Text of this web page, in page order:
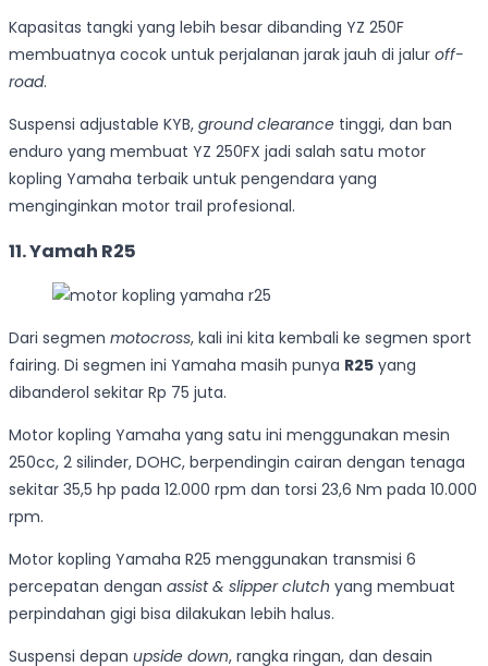
Kapasitas tangki yang lebih besar dibanding YZ 250F
membuatnya cocok untuk perjalanan jarak jauh di jalur off-
road.
Suspensi adjustable KYB, ground clearance tinggi, dan ban
enduro yang membuat YZ 250FX jadi salah satu motor
kopling Yamaha terbaik untuk pengendara yang
menginginkan motor trail profesional.
11. Yamah R25
Dari segmen motocross, kali ini kita kembali ke segmen sport
fairing. Di segmen ini Yamaha masih punya R25 yang
dibanderol sekitar Rp 75 juta.
Motor kopling Yamaha yang satu ini menggunakan mesin
250cc, 2 silinder, DOHC, berpendingin cairan dengan tenaga
sekitar 35,5 hp pada 12.000 rpm dan torsi 23,6 Nm pada 10.000
rpm.
Motor kopling Yamaha R25 menggunakan transmisi 6
percepatan dengan assist & slipper clutch yang membuat
perpindahan gigi bisa dilakukan lebih halus.
Suspensi depan upside down, rangka ringan, dan desain